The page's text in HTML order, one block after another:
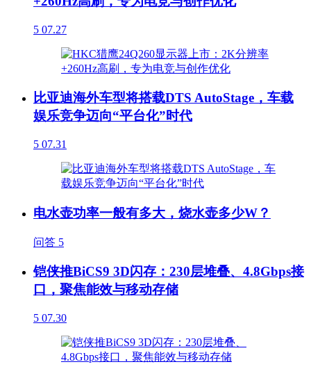
5 07.27
比亚迪海外车型将搭载DTS AutoStage，车载
娱乐竞争迈向“平台化”时代
5 07.31
电水壶功率一般有多大，烧水壶多少W？
问答 5
铠侠推BiCS9 3D闪存：230层堆叠、4.8Gbps接
口，聚焦能效与移动存储
5 07.30